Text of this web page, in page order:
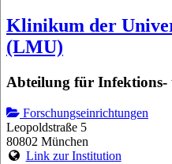
Klinikum der
(LMU)
Abteilung für Infektions-
Forschungseinrichtungen
Leopoldstraße 5
80802 München
Link zur Institution